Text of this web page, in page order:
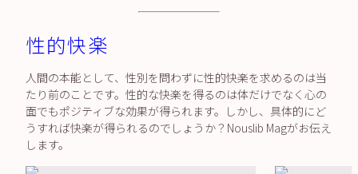
性的快楽
人間の本能として、性別を問わずに性的快楽を求めるのは当
たり前のことです。性的な快楽を得るのは体だけでなく心の
面でもポジティブな効果が得られます。しかし、具体的にど
うすれば快楽が得られるのでしょうか？Nouslib Magがお伝え
します。